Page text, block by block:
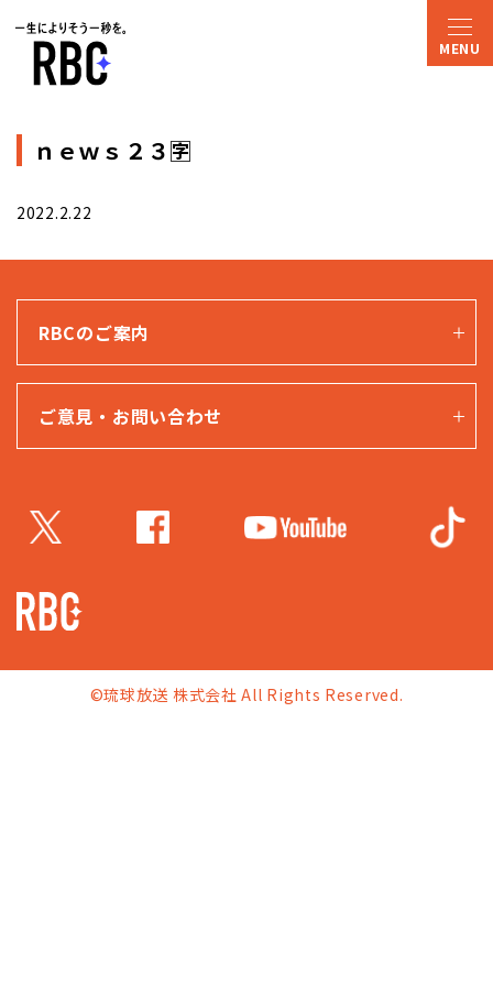
ｎｅｗｓ２３🈑
2022.2.22
RBCのご案内
ご意見・お問い合わせ
©琉球放送 株式会社 All Rights Reserved.